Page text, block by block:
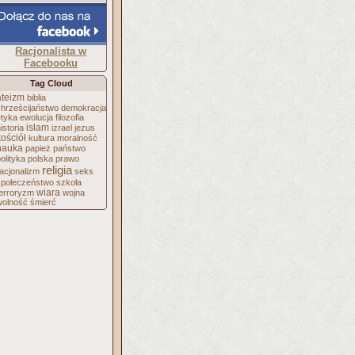
Racjonalista w
Facebooku
Tag Cloud
biblia
demokracja
ewolucja filozofia
islam izrael jezus
kultura moralność
papież państwo
polska prawo
religia seks
szkoła
wiara wojna
śmierć